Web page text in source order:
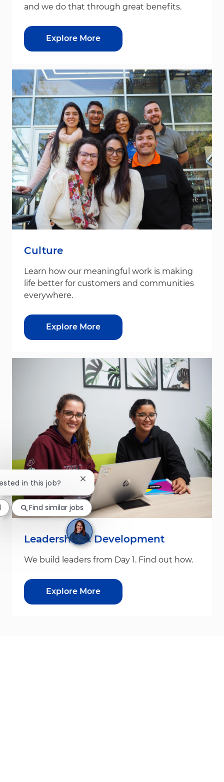
and we do that through great benefits.
Explore More
Culture
Learn how our meaningful work is making
life better for customers and communities
everywhere.
Explore More
Leadership & Development
We build leaders from Day 1. Find out how.
Explore More
in this job? Close chatbot notification
Find similar jobs